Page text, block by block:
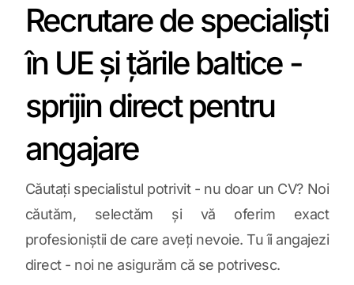
Recrutare de specialiști
în UE și țările baltice -
sprijin direct pentru
angajare
Căutați specialistul potrivit - nu doar un CV? Noi
căutăm, selectăm și vă oferim exact
profesioniștii de care aveți nevoie. Tu îi angajezi
direct - noi ne asigurăm că se potrivesc.